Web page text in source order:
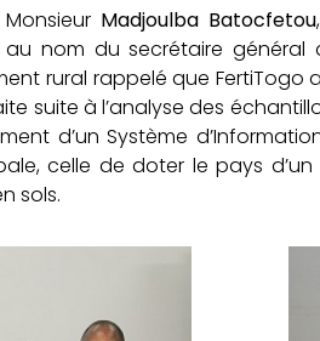
Madjoulba Batocfetou
nom du secrétaire général
rural rappelé que
suite à l’analyse des
d’un Système
celle de doter le pays
sols.